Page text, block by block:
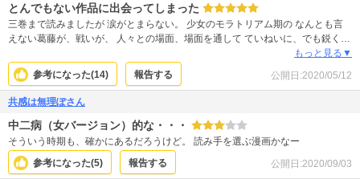
とんでもない作品に出会ってしまった
三巻まで読みましたが 涙がとまらない。 少女のモラトリアム期の なんとも言
えない葛藤が、戦いが、 人々との場面、場面を通して ていねいに、でも鋭く描
し、 おばあちゃん視点かもしれないけれど どこかしら、 だれかに共感、共鳴
してしまって こころがつよく震えます。 ひとりぼっちだったあの日のぼくに
読ませてあげたいし、 そして、大丈夫だよ、と伝えたい。 すこし影を伴う重た
いテーマも 垣間見えますが 北海道の雪のパッカンとした 明るさの情景描写に
救われます。 だれもみな、一人だけれど 独りではないように みんなの笑顔が
叶う終幕を 心待ちにしています。
もっと見る▼
参考になった(14) 報告する 公開日:2020/05/12
共感は無理ぽさん
中二病（女バージョン）的な・・・
そういう時期も、確かにあるだろうけど。 読み手を選ぶ漫画かなー
参考になった(5) 報告する 公開日:2020/09/03